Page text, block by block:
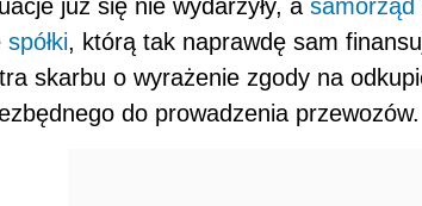
już się nie wydarzyły, a samorząd
spółki, którą tak naprawdę sam
skarbu o wyrażenie zgody na
do prowadzenia przewozów.